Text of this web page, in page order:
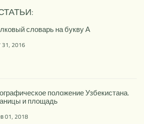
словарь на букву А
31, 2016
положение Узбекистана.
и площадь
01, 2018